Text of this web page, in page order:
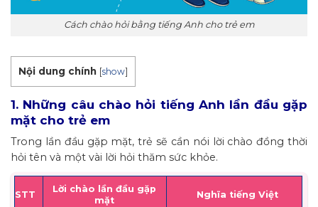
Cách chào hỏi bằng tiếng Anh cho trẻ em
Nội dung chính [show]
1. Những câu chào hỏi tiếng Anh lần đầu gặp
mặt cho trẻ em
Trong lần đầu gặp mặt, trẻ sẽ cần nói lời chào đồng thời
hỏi tên và một vài lời hỏi thăm sức khỏe.
STT
Lời chào lần đầu gặp
mặt
Nghĩa tiếng Việt